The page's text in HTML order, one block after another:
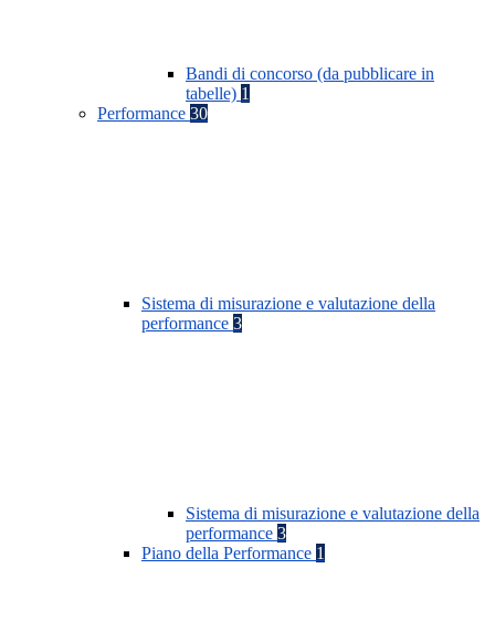
Bandi di concorso (da pubblicare in
tabelle) 1
Performance 30
Sistema di misurazione e valutazione della
performance 3
Sistema di misurazione e valutazione della
performance 3
Piano della Performance 1